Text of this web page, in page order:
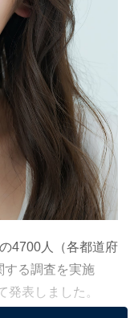
4700人（各都道府
する調査を実施
発表しました。